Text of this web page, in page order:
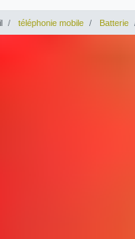
téléphonie mobile Batterie